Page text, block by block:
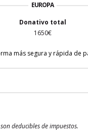
EUROPA
Donativo total
1650€
deducibles de impuestos.